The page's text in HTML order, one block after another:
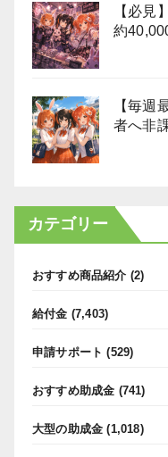
【必見
約
【毎週
者へ非
カテゴリー
おすすめ商品紹介 (2)
給付金 (7,403)
申請サポート (529)
おすすめ助成金 (741)
大型の助成金 (1,018)